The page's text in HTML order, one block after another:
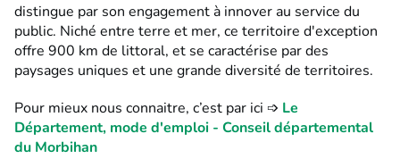
distingue par son engagement à innover au service du
public. Niché entre terre et mer, ce territoire d'exception
offre 900 km de littoral, et se caractérise par des
paysages uniques et une grande diversité de territoires.
Pour mieux nous connaitre, c’est par ici ➩ Le
Département, mode d'emploi - Conseil départemental
du Morbihan